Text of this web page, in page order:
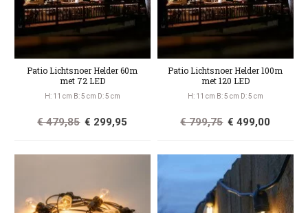
Patio Lichtsnoer Helder 60m
met 72 LED
H: 11 cm B: 5 cm D: 5 cm
€ 299,95
€ 479,85
Patio Lichtsnoer Helder 100m
met 120 LED
H: 11 cm B: 5 cm D: 5 cm
€ 499,00
€ 799,75